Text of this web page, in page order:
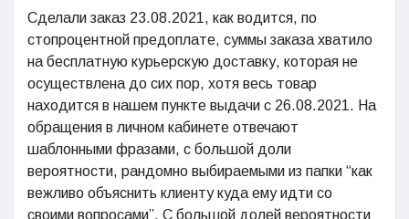
Сделали заказ 23.08.2021, как водится, по
стопроцентной предоплате, суммы заказа хватило
на бесплатную курьерскую доставку, которая не
осуществлена до сих пор, хотя весь товар
находится в нашем пункте выдачи с 26.08.2021. На
обращения в личном кабинете отвечают
шаблонными фразами, с большой доли
вероятности, рандомно выбираемыми из папки “как
вежливо объяснить клиенту куда ему идти со
своими вопросами”. С большой долей вероятности